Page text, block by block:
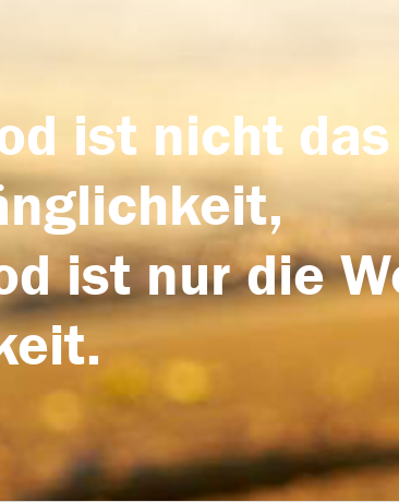
ist nicht
ist nur die